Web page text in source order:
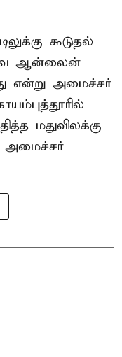
கூடுதல்
ஆன்லைன்
என்று அமைச்சர்
மதுவிலக்கு
அமைச்சர்